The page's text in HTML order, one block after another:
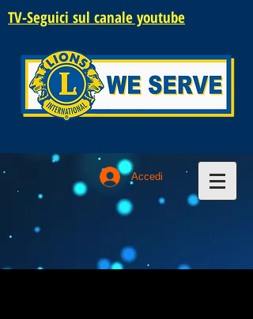
TV-Seguici sul canale youtube
Accedi